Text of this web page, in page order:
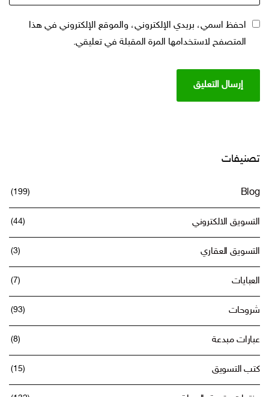
احفظ اسمي، بريدي الإلكتروني، والموقع الإلكتروني في هذا
المتصفح لاستخدامها المرة المقبلة في تعليقي.
تصنيفات
Blog
(199)
التسويق الالكتروني (44)
التسويق العقاري (3)
العبايات (7)
شروحات (93)
عبارات مبدعة (8)
كتب التسويق (15)